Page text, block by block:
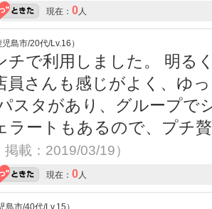
現在： 0人
島市/20代/Lv.16）
チで利用しました。 明る
員さんも感じがよく、ゆ
スタがあり、グループで
ラートもあるので、プチ
載：2019/03/19）
現在： 0人
市/40代/Lv.15）